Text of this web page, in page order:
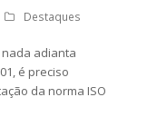
Destaques
nada adianta
é preciso
da norma ISO